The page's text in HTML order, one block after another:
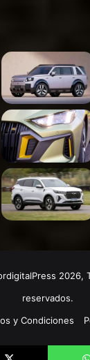
2026,
reservados.
y Condiciones